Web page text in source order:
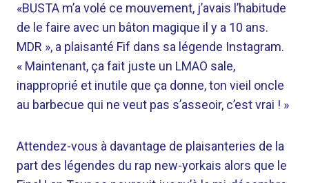
«BUSTA m’a volé ce mouvement, j’avais l’habitude
de le faire avec un bâton magique il y a 10 ans.
MDR », a plaisanté Fif dans sa légende Instagram.
« Maintenant, ça fait juste un LMAO sale,
inapproprié et inutile que ça donne, ton vieil oncle
au barbecue qui ne veut pas s’asseoir, c’est vrai ! »
Attendez-vous à davantage de plaisanteries de la
part des légendes du rap new-yorkais alors que le